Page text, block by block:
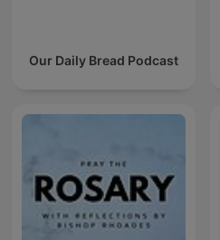
Our Daily Bread Podcast